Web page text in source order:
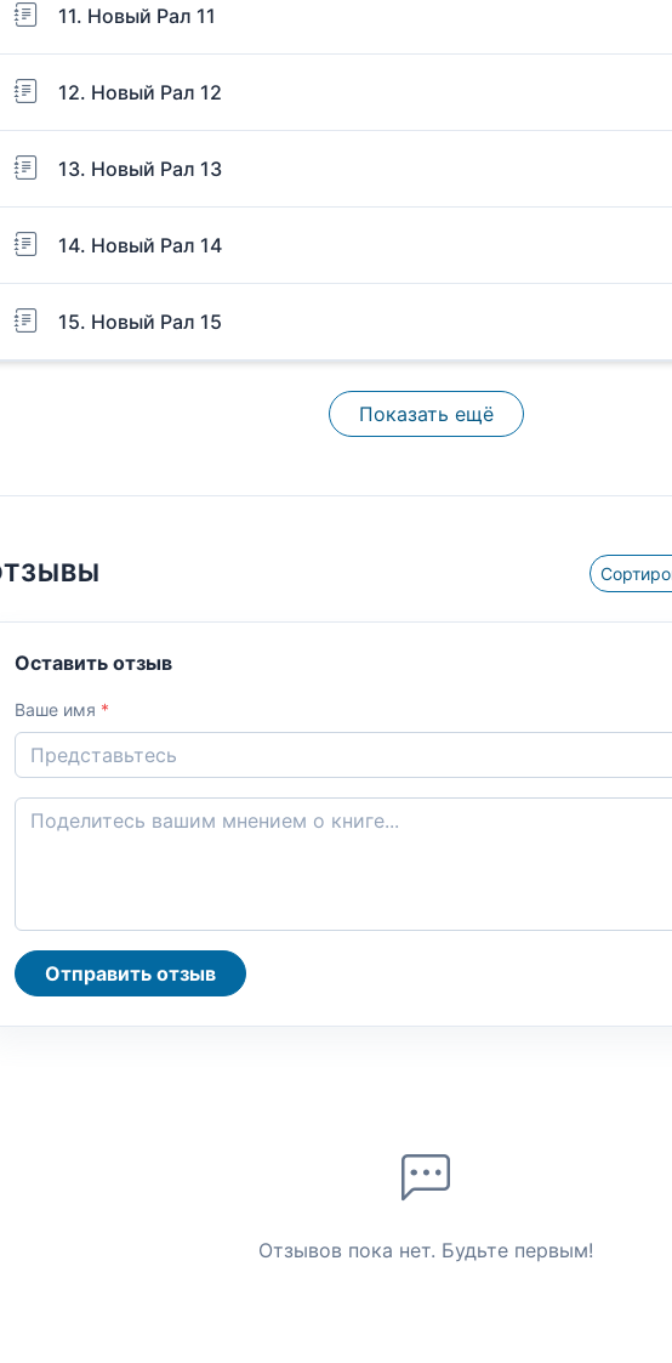
11. Новый Рал 11
12. Новый Рал 12
13. Новый Рал 13
14. Новый Рал 14
15. Новый Рал 15
Показать ещё
Оставить отзыв
Ваше имя *
Отправить отзыв
Отзывов пока нет. Будьте первым!